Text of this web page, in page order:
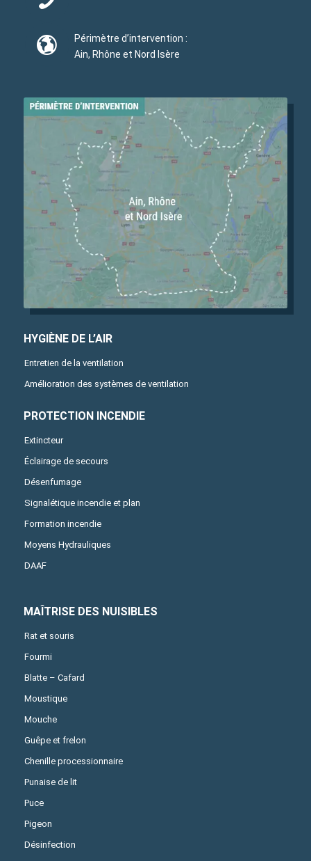
Périmètre d’intervention :
Ain, Rhône et Nord Isère
HYGIÈNE DE L’AIR
Entretien de la ventilation
Amélioration des systèmes de ventilation
PROTECTION INCENDIE
Extincteur
Éclairage de secours
Désenfumage
Signalétique incendie et plan
Formation incendie
Moyens Hydrauliques
DAAF
MAÎTRISE DES NUISIBLES
Rat et souris
Fourmi
Blatte – Cafard
Moustique
Mouche
Guêpe et frelon
Chenille processionnaire
Punaise de lit
Puce
Pigeon
Désinfection